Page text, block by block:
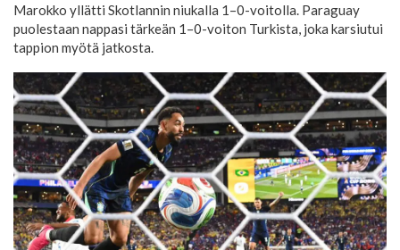
Marokko yllätti Skotlannin niukalla 1–0-voitolla. Paraguay
puolestaan nappasi tärkeän 1–0-voiton Turkista, joka karsiutui
tappion myötä jatkosta.